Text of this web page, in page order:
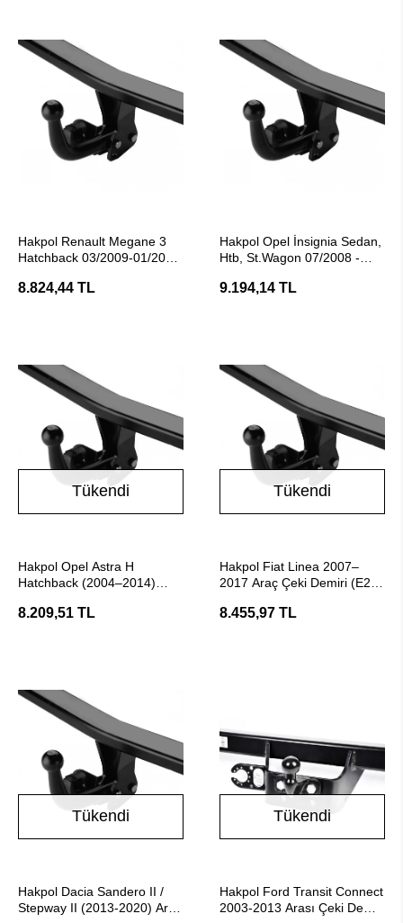
Hakpol Renault Megane 3
Hatchback 03/2009-01/2016
8.824,44 TL
Hakpol Opel İnsignia Sedan,
Htb, St.Wagon 07/2008 -
9.194,14 TL
Tükendi
Hakpol Opel Astra H
Hatchback (2004–2014)
8.209,51 TL
Tükendi
Hakpol Fiat Linea 2007–
2017 Araç Çeki Demiri (E20
8.455,97 TL
Tükendi
Hakpol Dacia Sandero II /
Stepway II (2013-2020) Araç
Tükendi
Hakpol Ford Transit Connect
2003-2013 Arası Çeki Demiri